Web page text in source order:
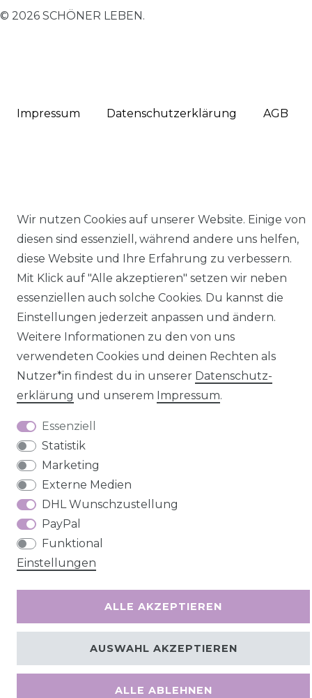
Wir nutzen Cookies auf unserer Website. Einige von
diesen sind essenziell, während andere uns helfen,
diese Website und Ihre Erfahrung zu verbessern.
Mit Klick auf "Alle akzeptieren" setzen wir neben
essenziellen auch solche Cookies. Du kannst die
Einstellungen jederzeit anpassen und ändern.
Weitere Informationen zu den von uns
verwendeten Cookies und deinen Rechten als
Nutzer*in findest du in unserer Daten­schutz­
erklärung und unserem Impressum.
Essenziell
Statistik
Marketing
Externe Medien
DHL Wunschzustellung
PayPal
Funktional
Einstellungen
ALLE AKZEPTIEREN
ALLE ABLEHNEN
AUSWAHL AKZEPTIEREN
© 2026 SCHÖNER LEBEN.
Impressum Daten­schutz­erklärung AGB
VERTRAG WIDERRUFEN Kontakt